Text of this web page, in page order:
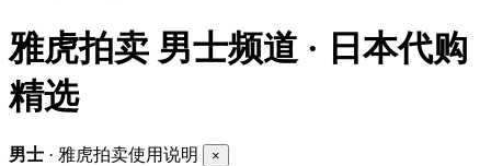
雅虎拍卖 男士频道 · 日本代购
精选
男士 · 雅虎拍卖使用说明 ×